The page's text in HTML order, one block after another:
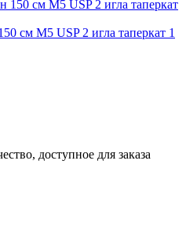
см М5 USP 2 игла таперкат 1
доступное для заказа